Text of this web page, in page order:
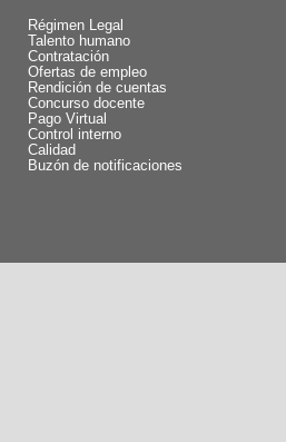
Régimen Legal
Talento humano
Contratación
Ofertas de empleo
Rendición de cuentas
Concurso docente
Pago Virtual
Control interno
Calidad
Buzón de notificaciones